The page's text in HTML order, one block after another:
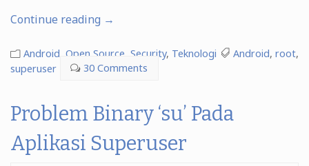
Continue reading “[Solved]
Binary
‘su’
Aplikasi
Superuser”
→
Android Open Source Security, Teknologi Android, root,
superuser
30 Comments
Problem Binary ‘su’ Pada
Aplikasi Superuser